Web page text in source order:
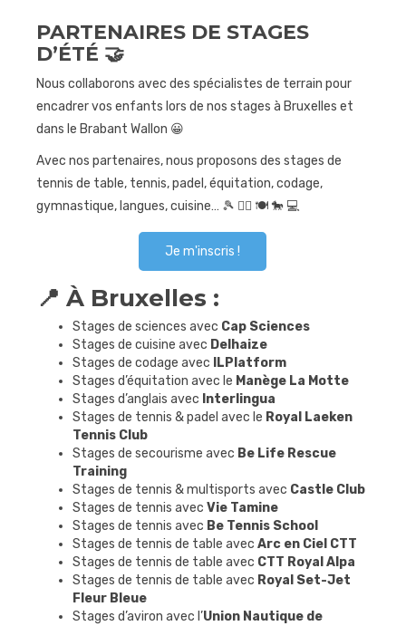
Journées
sportives
Contact
PARTENAIRES DE STAGES
D’ÉTÉ 🤝
Nous collaborons avec des spécialistes de terrain pour
encadrer vos enfants lors de nos stages à Bruxelles et
dans le Brabant Wallon 😀
Avec nos partenaires, nous proposons des stages de
tennis de table, tennis, padel, équitation, codage,
gymnastique, langues, cuisine… 🎾 🤸‍♂️ 🍽️ 🐎 💻
Je m'inscris !
📍 À Bruxelles :
Stages de sciences avec Cap Sciences
Stages de cuisine avec Delhaize
Stages de codage avec
ILPlatform
Stages d’équitation avec le Manège La Motte
Stages d’anglais avec Interlingua
Stages de tennis & padel avec le Royal Laeken
Tennis Club
Stages de secourisme avec Be Life Rescue
Training
Stages de tennis & multisports avec Castle Club
Stages de tennis avec Vie Tamine
Stages de tennis avec Be Tennis School
Stages de tennis de table avec Arc en Ciel CTT
Stages de tennis de table avec CTT Royal Alpa
Stages de tennis de table avec Royal Set-Jet
Fleur Bleue
Stages d’aviron avec l’Union Nautique de